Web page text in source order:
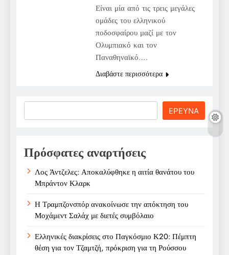
Είναι μία από τις τρεις μεγάλες
ομάδες του ελληνικού
ποδοσφαίρου μαζί με τον
Ολυμπιακό και τον
Παναθηναϊκό….
Διαβάστε περισσότερα
ΕΡΕΥΝΑ
Πρόσφατες αναρτήσεις
Λος Άντζελες: Αποκαλύφθηκε η αιτία θανάτου του
Μπράντον Κλαρκ
Η Τραμπζονσπόρ ανακοίνωσε την απόκτηση του
Μοχάμεντ Σαλάχ με διετές συμβόλαιο
Ελληνικές διακρίσεις στο Παγκόσμιο Κ20: Πέμπτη
θέση για τον Τζαμτζή, πρόκριση για τη Ρούσσου